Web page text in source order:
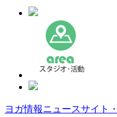
ヨガ情報ニュースサイト